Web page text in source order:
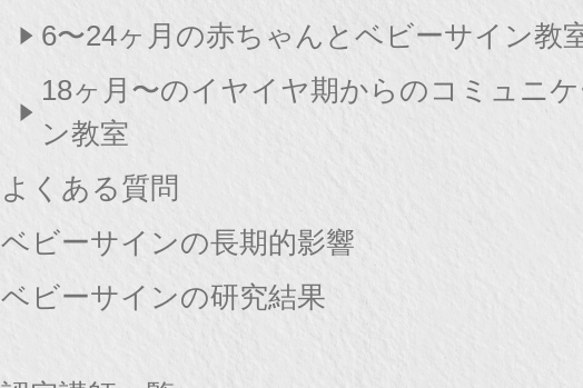
6〜24ヶ月の赤ちゃんとベビーサイン教
18ヶ月〜のイヤイヤ期からのコミュニ
ン教室
よくある質問
ベビーサインの長期的影響
ベビーサインの研究結果